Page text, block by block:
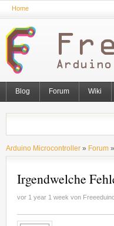
Home
Blog Forum Wiki
Arduino Microcontroller » Forum »
Irgendwelche
vor 1 year 1 week von